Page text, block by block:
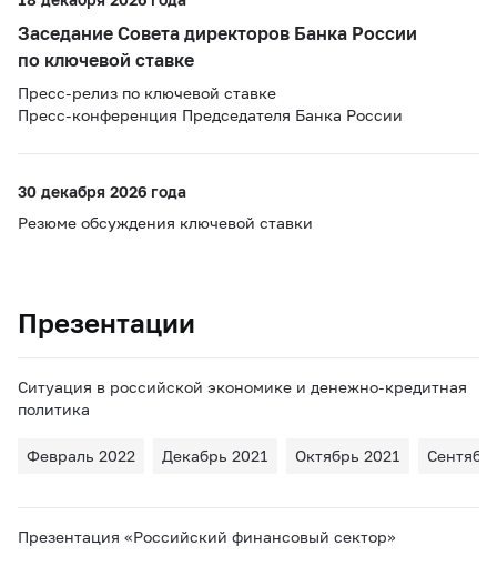
Заседание Совета директоров Банка России
по ключевой ставке
Пресс-релиз по ключевой ставке
Пресс-конференция Председателя Банка России
30 декабря 2026 года
Резюме обсуждения ключевой ставки
Презентации
Ситуация в российской экономике и денежно-кредитная
политика
Февраль 2022 Декабрь 2021 Октябрь 2021
Презентация «Российский финансовый сектор»